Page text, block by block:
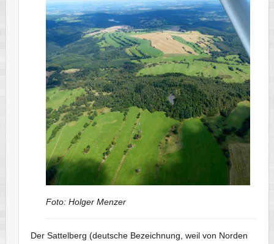
Foto: Holger Menzer
Der Sattelberg (deutsche Bezeichnung, weil von Norden